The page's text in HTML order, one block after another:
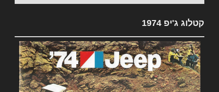
קטלוג ג'יפ 1974